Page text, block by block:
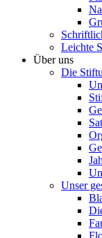
Leichte
Über uns
Die
Unser